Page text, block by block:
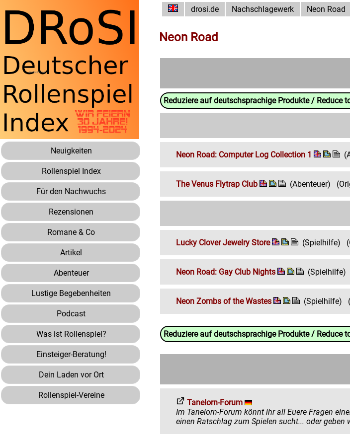
Neuigkeiten
Rollenspiel Index
Für den Nachwuchs
Rezensionen
Romane & Co
Artikel
Abenteuer
Lustige Begebenheiten
Podcast
Was ist Rollenspiel?
Einsteiger-Beratung!
Dein Laden vor Ort
Rollenspiel-Vereine
drosi.de Nachschlagewerk Neon Road
Neon Road
Reduziere auf deutschsprachige Produkte / Reduce
Neon Road: Computer Log Collection 1
The Venus Flytrap Club (Abenteuer)
Lucky Clover Jewelry Store (Spielhilfe)
Neon Road: Gay Club Nights (Spielhilfe)
Neon Zombs of the Wastes (Spielhilfe)
Reduziere auf deutschsprachige Produkte / Reduce
Tanelorn-Forum
Im Tanelorn-Forum könnt ihr all Euere Fragen einem fachkundigen